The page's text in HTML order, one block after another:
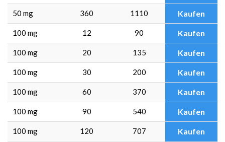
50 mg 360 1110 Kaufen
100 mg 12 90 Kaufen
100 mg 20 135 Kaufen
100 mg 30 200 Kaufen
100 mg 60 370 Kaufen
100 mg 90 540 Kaufen
100 mg 120 707 Kaufen